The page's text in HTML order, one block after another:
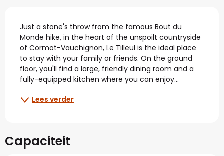
Beschrijving
Just a stone's throw from the famous Bout du
Monde hike, in the heart of the unspoilt countryside
of Cormot-Vauchignon, Le Tilleul is the ideal place
to stay with your family or friends. On the ground
floor, you'll find a large, friendly dining room and a
fully-equipped kitchen where you can enjoy...
Lees verder
Capaciteit